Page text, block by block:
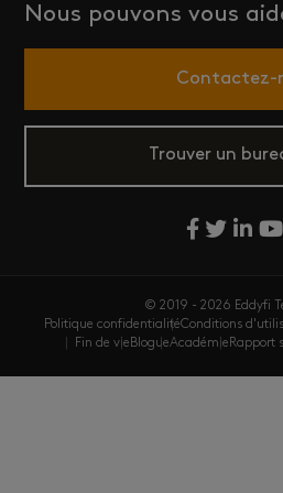
Nous pouvons vous
Contactez-
Trouver un
© 2019 - 2026 Eddyfi
Politique confidentialitéConditions
Fin de vie BlogueAcadémie Rapport